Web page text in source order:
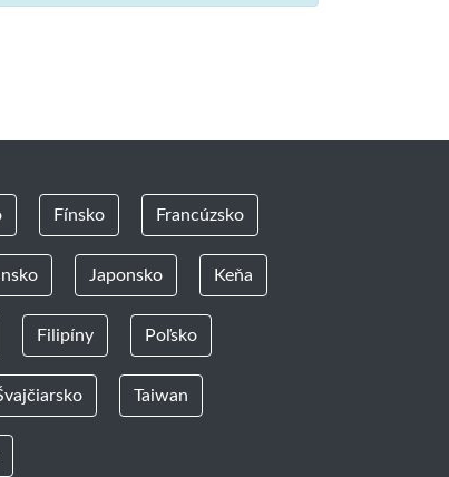
Fínsko Francúzsko
Japonsko Keňa
Filipíny Poľsko
Taiwan